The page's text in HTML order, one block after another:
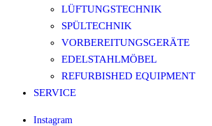
LÜFTUNGSTECHNIK
SPÜLTECHNIK
VORBEREITUNGSGERÄTE
EDELSTAHLMÖBEL
REFURBISHED EQUIPMENT
SERVICE
Instagram